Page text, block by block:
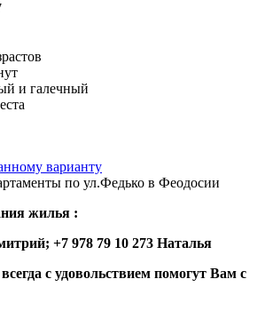
и галечный
варианту
по ул.Федько в Феодосии
жилья :
+7 978 79 10 273 Наталья
с удовольствием помогут Вам с